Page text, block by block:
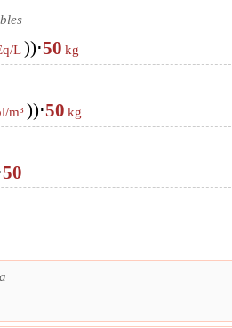
L))⋅50 kg
m³))⋅50 kg
50